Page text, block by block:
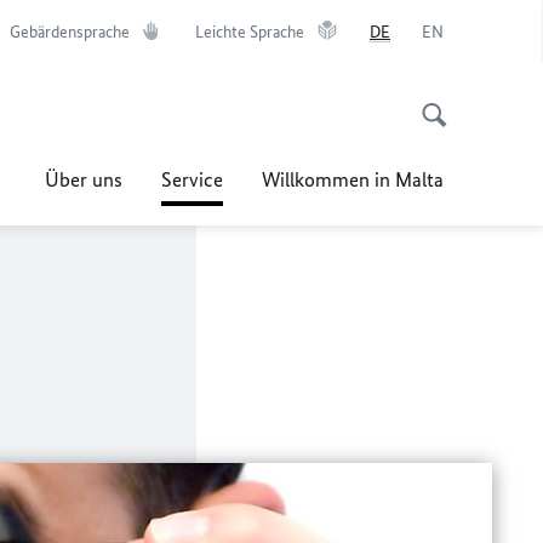
Gebärdensprache Leichte Sprache DE EN
Über uns Service Willkommen in Malta